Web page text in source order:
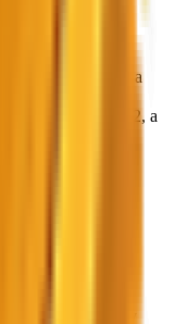
z MM2, a
należą do
w MM2, a
ich za darmo.
więc
z
proste. Każdy
wykonać, aby